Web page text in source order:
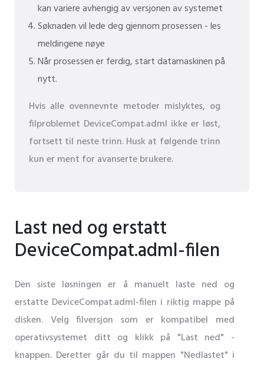
kan variere avhengig av versjonen av systemet
Søknaden vil lede deg gjennom prosessen - les
meldingene nøye
Når prosessen er ferdig, start datamaskinen på
nytt.
Hvis alle ovennevnte metoder mislyktes, og
filproblemet DeviceCompat.adml ikke er løst,
fortsett til neste trinn. Husk at følgende trinn
kun er ment for avanserte brukere.
Last ned og erstatt
DeviceCompat.adml-filen
Den siste løsningen er å manuelt laste ned og
erstatte DeviceCompat.adml-filen i riktig mappe på
disken. Velg filversjon som er kompatibel med
operativsystemet ditt og klikk på "Last ned" -
knappen. Deretter går du til mappen "Nedlastet" i